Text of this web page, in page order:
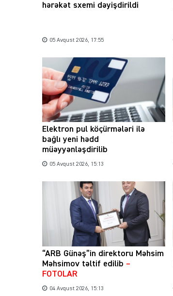
hərəkət sxemi dəyişdirildi
05 Avqust 2026, 17:55
Elektron pul köçürmələri ilə
bağlı yeni hədd
müəyyənləşdirilib
05 Avqust 2026, 15:13
“ARB Günəş”in direktoru Məhsim
Məhsimov təltif edilib –
FOTOLAR
04 Avqust 2026, 15:13